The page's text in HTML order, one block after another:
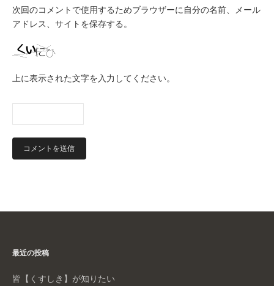
次回のコメントで使用するためブラウザーに自分の名前、メール
アドレス、サイトを保存する。
上に表示された文字を入力してください。
最近の投稿
皆【くすしき】が知りたい